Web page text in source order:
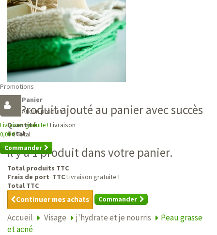
Promotions
Panier
Aucun produit
Livraison gratuite ! Livraison
0,00 €Total
Commander
Produit ajouté au panier avec succès
Quantité
Total
Il y a 1 produit dans votre panier.
Total produits TTC
Frais de port TTCLivraison gratuite !
Total TTC
Continuer mes achats Commander
Accueil Visage j'hydrate et je nourris
Peau grasse
et acné